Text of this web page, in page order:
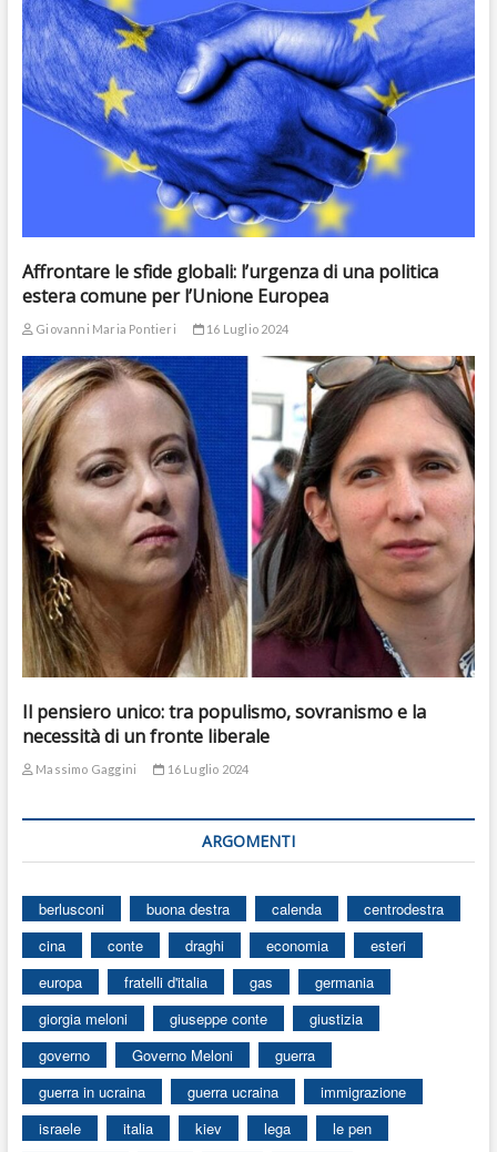
Affrontare le sfide globali: l’urgenza di una politica
estera comune per l’Unione Europea
Giovanni Maria Pontieri 16 Luglio 2024
Il pensiero unico: tra populismo, sovranismo e la
necessità di un fronte liberale
Massimo Gaggini 16 Luglio 2024
ARGOMENTI
berlusconi buona destra calenda
centrodestra
cina
conte draghi economia
esteri
europa
fratelli d'italia gas
germania
giorgia meloni
giuseppe conte
giustizia
governo
Governo Meloni
guerra
guerra in ucraina
guerra ucraina
immigrazione
israele
italia kiev lega
le pen